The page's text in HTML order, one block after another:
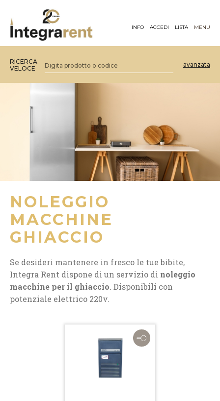
INFO ACCEDI LISTA MENU
RICERCA
VELOCE
avanzata
NOLEGGIO
MACCHINE
GHIACCIO
Se desideri mantenere in fresco le tue bibite,
Integra Rent dispone di un servizio di noleggio
macchine per il ghiaccio. Disponibili con
potenziale elettrico 220v.